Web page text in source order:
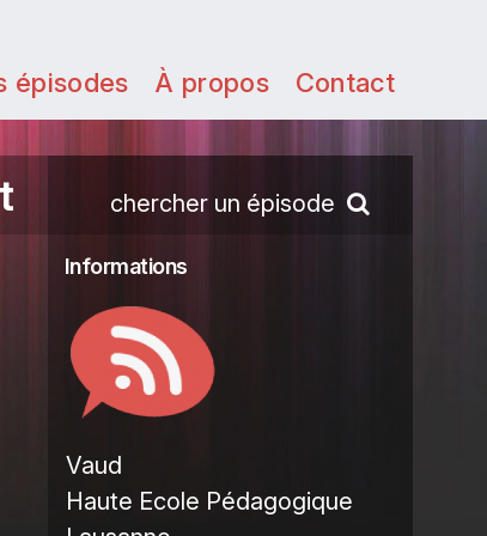
épisodes À propos Contact
chercher un épisode
Informations
Vaud
Haute Ecole Pédagogique